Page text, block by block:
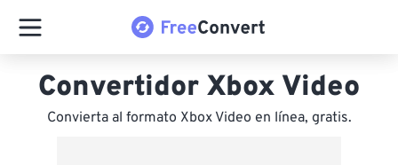
Convertidor Xbox Video
Convierta al formato Xbox Video en línea, gratis.